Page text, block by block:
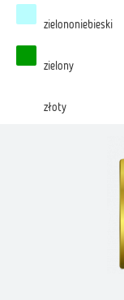
zielononiebieski
zielony
złoty